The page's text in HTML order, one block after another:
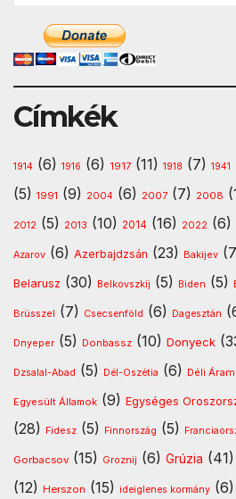
Címkék
1914 (6) 1916 (6) 1917 (11) 1918 (7) 1941
(5) 1991 (9) 2004 (6) 2007 (7) 2008
2012 (5) 2013 (10) 2014 (16) 2022 (6)
Azarov (6) Azerbajdzsán (23) Bakijev
Belarusz (30) Belkovszkij (5) Biden (5)
Brüsszel (7) Csecsenföld (6) Dagesztán
Dnyeper (5) Donbassz (10) Donyeck
Dzsalal-Abad (5) Dél-Oszétia (6) Déli
Egyesült Államok (9) Egységes
(28) Fidesz (5) Finnország (5)
Gorbacsov (15) Groznij (6) Grúzia (41)
(12) Herszon (15) ideiglenes kormány (6)